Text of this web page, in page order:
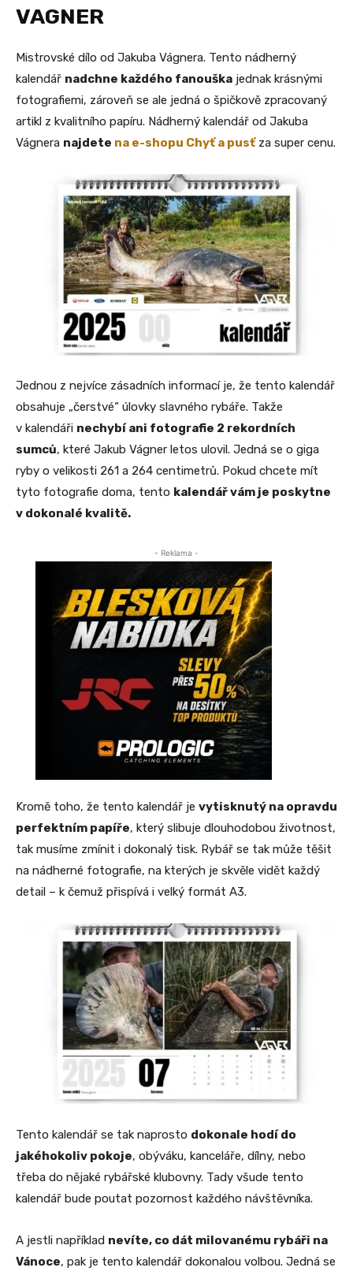
VAGNER
Mistrovské dílo od Jakuba Vágnera. Tento nádherný
kalendář nadchne každého fanouška jednak krásnými
fotografiemi, zároveň se ale jedná o špičkově zpracovaný
artikl z kvalitního papíru. Nádherný kalendář od Jakuba
Vágnera najdete na e-shopu Chyť a pusťza super cenu.
Jednou z nejvíce zásadních informací je, že tento kalendář
obsahuje „čerstvé“ úlovky slavného rybáře. Takže
v kalendáři nechybí ani fotografie 2 rekordních
sumců, které Jakub Vágner letos ulovil. Jedná se o giga
ryby o velikosti 261 a 264 centimetrů. Pokud chcete mít
tyto fotografie doma, tento kalendář vám je poskytne
v dokonalé kvalitě.
- Reklama -
Kromě toho, že tento kalendář je vytisknutý na opravdu
perfektním papíře, který slibuje dlouhodobou životnost,
tak musíme zmínit i dokonalý tisk. Rybář se tak může těšit
na nádherné fotografie, na kterých je skvěle vidět každý
detail – k čemuž přispívá i velký formát A3.
Tento kalendář se tak naprosto dokonale hodí do
jakéhokoliv pokoje, obýváku, kanceláře, dílny, nebo
třeba do nějaké rybářské klubovny. Tady všude tento
kalendář bude poutat pozornost každého návštěvníka.
A jestli například nevíte, co dát milovanému rybáři na
Vánoce, pak je tento kalendář dokonalou volbou. Jedná se